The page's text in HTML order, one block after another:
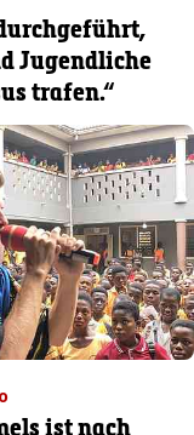
Jugendliche
trafen.“
ist nach